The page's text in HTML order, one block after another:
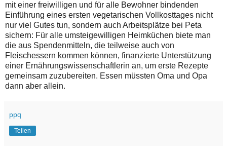
mit einer freiwilligen und für alle Bewohner bindenden
Einführung eines ersten vegetarischen Vollkosttages nicht
nur viel Gutes tun, sondern auch Arbeitsplätze bei Peta
sichern: Für alle umsteigewilligen Heimküchen biete man
die aus Spendenmitteln, die teilweise auch von
Fleischessern kommen können, finanzierte Unterstützung
einer Ernährungswissenschaftlerin an, um erste Rezepte
gemeinsam zuzubereiten. Essen müssten Oma und Opa
dann aber allein.
ppq
Teilen